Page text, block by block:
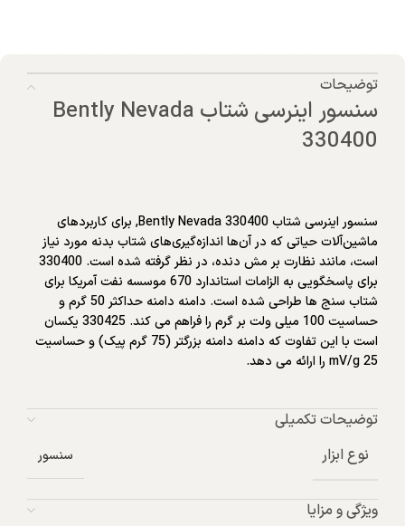
توضیحات
سنسور اینرسی شتاب Bently Nevada
330400
سنسور اینرسی شتاب Bently Nevada 330400, برای کاربردهای
ماشین‌آلات حیاتی که در آن‌ها اندازه‌گیری‌های شتاب بدنه مورد نیاز
است، مانند نظارت بر مش دنده، در نظر گرفته شده است. 330400
برای پاسخگویی به الزامات استاندارد 670 موسسه نفت آمریکا برای
شتاب سنج ها طراحی شده است. دامنه دامنه حداکثر 50 گرم و
حساسیت 100 میلی ولت بر گرم را فراهم می کند. 330425 یکسان
است با این تفاوت که دامنه دامنه بزرگتر (75 گرم پیک) و حساسیت
25 mV/g را ارائه می دهد.
توضیحات تکمیلی
نوع ابزار
سنسور
ویژگی و مزایا